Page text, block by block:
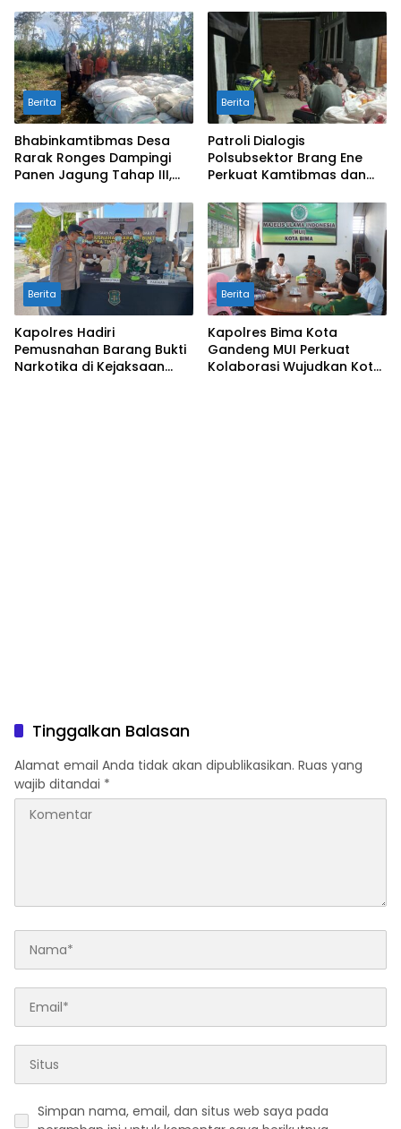
Berita
Bhabinkamtibmas Desa
Rarak Ronges Dampingi
Panen Jagung Tahap III,
Terserap Pasar
Berita
Patroli Dialogis
Polsubsektor Brang Ene
Perkuat Kamtibmas dan
Desa Kalimantong
Berita
Kapolres Hadiri
Pemusnahan Barang Bukti
Narkotika di Kejaksaan
Berita
Kapolres Bima Kota
Gandeng MUI Perkuat
Kolaborasi Wujudkan Kota
Tinggalkan Balasan
Alamat email Anda tidak akan dipublikasikan. Ruas yang
wajib ditandai *
Simpan nama, email, dan situs web saya pada